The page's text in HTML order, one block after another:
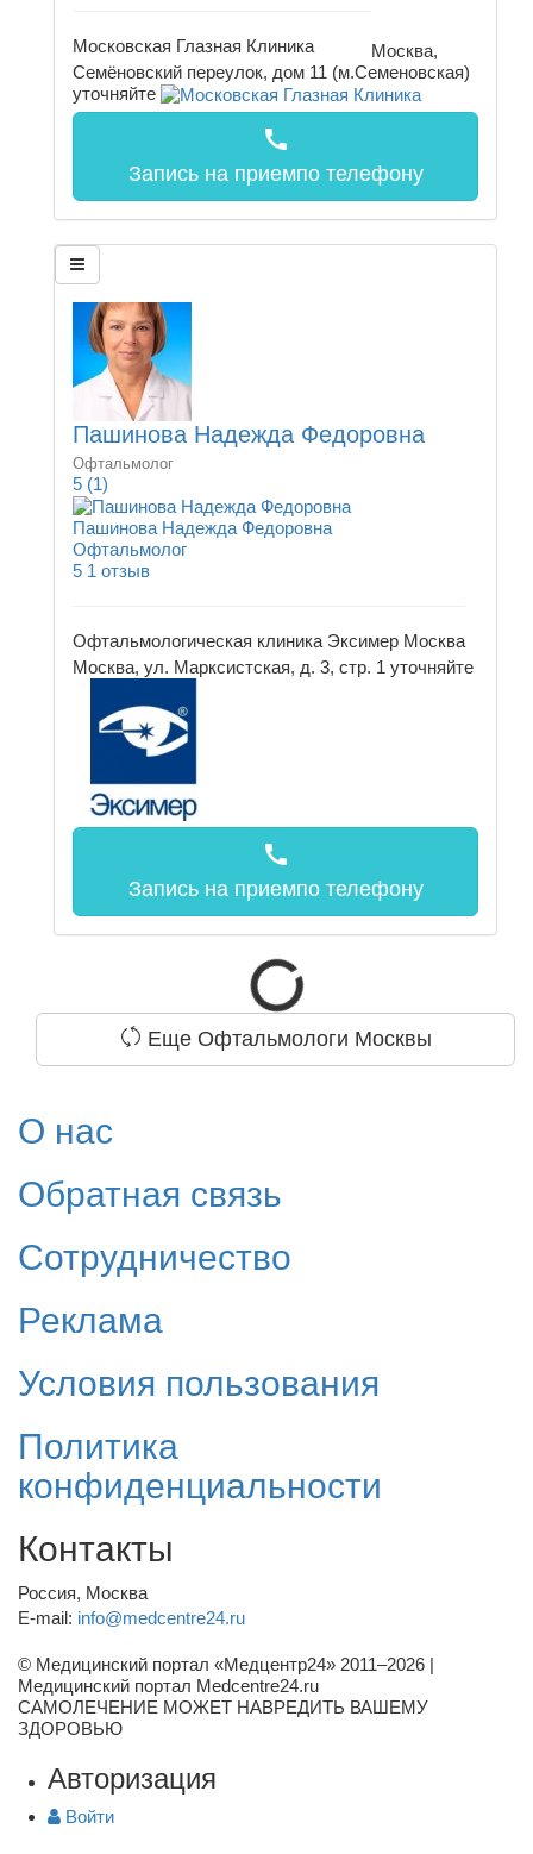
Московская Глазная Клиника
Москва,
Семёновский переулок, дом 11 (м.Семеновская)
уточняйте
call
Запись на приемпо телефону
Пашинова Надежда Федоровна
Офтальмолог
5 (1)
Пашинова Надежда Федоровна
Офтальмолог
5 1 отзыв
Офтальмологическая клиника Эксимер Москва
Москва, ул. Марксистская, д. 3, стр. 1 уточняйте
call
Запись на приемпо телефону
Еще Офтальмологи Москвы
О нас
Обратная связь
Сотрудничество
Реклама
Условия пользования
Политика
конфиденциальности
Контакты
Россия, Москва
E-mail: info@medcentre24.ru
© Медицинский портал «Медцентр24» 2011–2026 |
Медицинский портал Medcentre24.ru
САМОЛЕЧЕНИЕ МОЖЕТ НАВРЕДИТЬ ВАШЕМУ
ЗДОРОВЬЮ
Авторизация
Войти